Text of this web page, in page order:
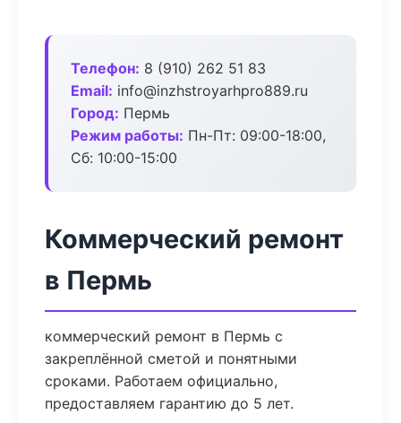
Телефон: 8 (910) 262 51 83
Email: info@inzhstroyarhpro889.ru
Город: Пермь
Режим работы: Пн-Пт: 09:00-18:00,
Сб: 10:00-15:00
Коммерческий ремонт
в Пермь
коммерческий ремонт в Пермь с
закреплённой сметой и понятными
сроками. Работаем официально,
предоставляем гарантию до 5 лет.